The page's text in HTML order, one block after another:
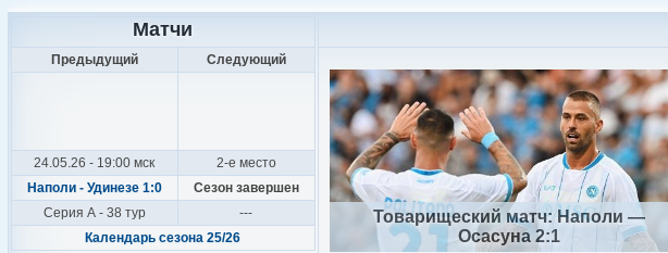
Матчи
Предыдущий Следующий
24.05.26 - 19:00 мск
2-е место
Наполи - Удинезе 1:0
Сезон завершен
Серия А - 38 тур
---
Календарь сезона 25/26
Товарищеский матч: Наполи —
Осасуна 2:1